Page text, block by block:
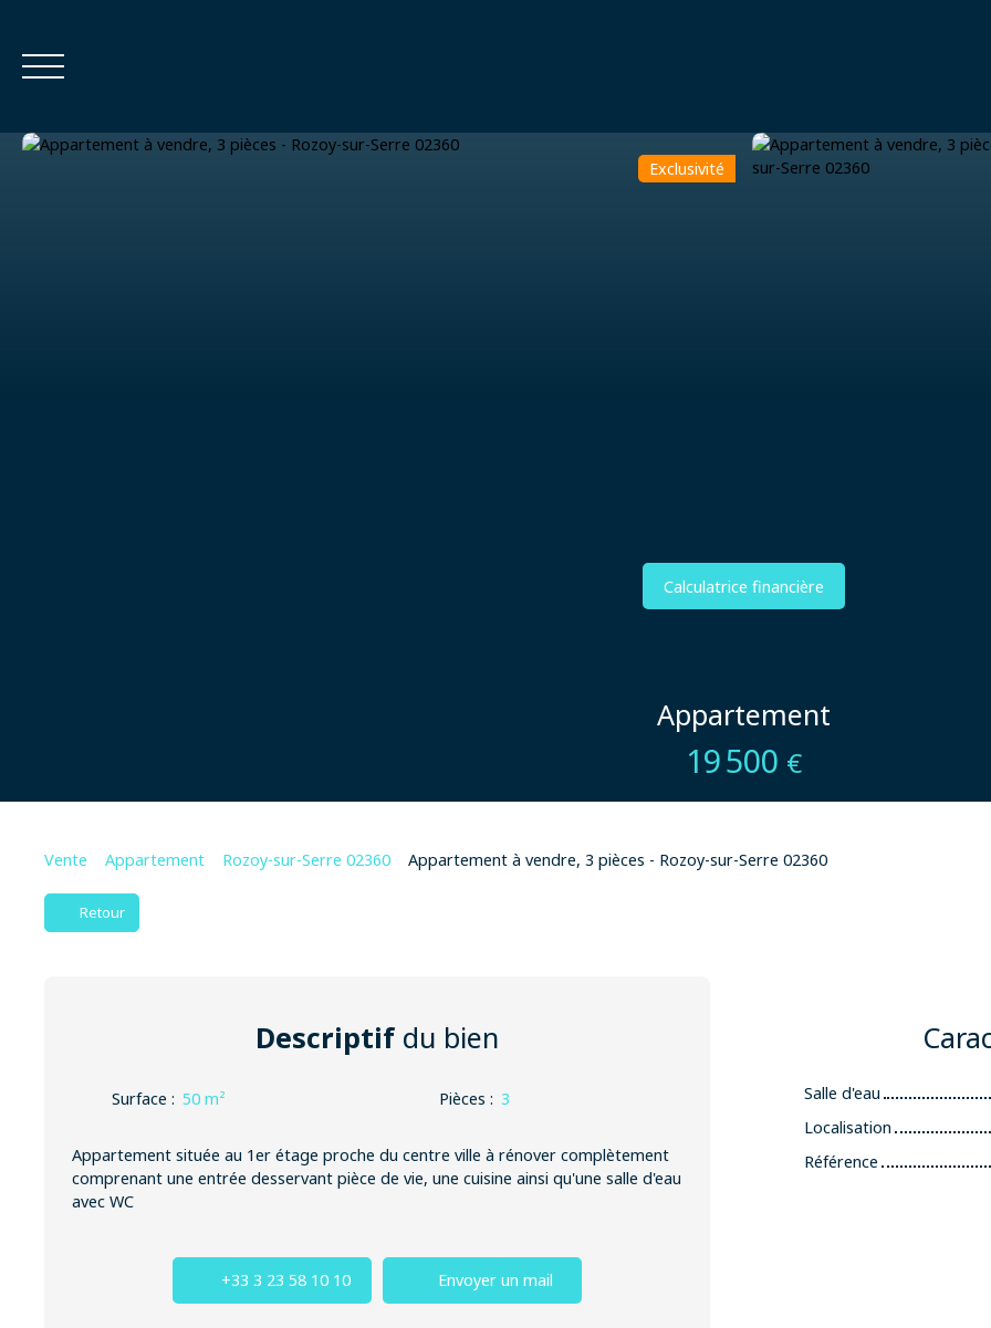
Exclusivité
Calculatrice financière
Appartement
19 500 €
Vente Appartement Rozoy-sur-Serre 02360 Appartement à vendre, 3 pièces - Rozoy-sur-Serre 02360
Retour
Descriptifdu bien
Surface : 50 m² Pièces : 3
Appartement située au 1er étage proche du centre ville à rénover complètement
comprenant une entrée desservant pièce de vie, une cuisine ainsi qu'une salle d'eau
avec WC
+33 3 23 58 10 10 Envoyer un mail
Salle d'eau
Localisation
Référence